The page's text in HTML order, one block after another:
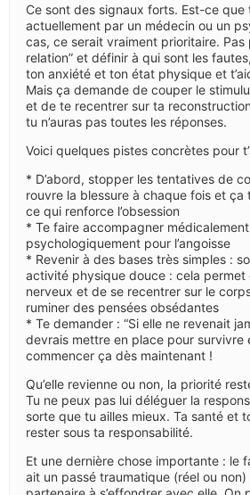
Ce sont des signaux forts. Est-ce
actuellement par un médecin ou un
cas, ce serait vraiment prioritaire. Pas
relation” et définir à qui sont les
ton anxiété et ton état physique et
Mais ça demande de couper le
et de te recentrer sur ta
tu n’auras pas toutes les réponses.
Voici quelques pistes concrètes pour
* D’abord, stopper les tentatives de
rouvre la blessure à chaque fois et ça
ce qui renforce l’obsession
* Te faire accompagner
psychologiquement pour l’angoisse
* Revenir à des bases très simples :
activité physique douce : cela permet
nerveux et de se recentrer sur le
ruminer des pensées obsédantes
* Te demander : “Si elle ne revenait
devrais mettre en place pour survivre
commencer ça dès maintenant !
Qu’elle revienne ou non, la priorité
Tu ne peux pas lui déléguer la
sorte que tu ailles mieux. Ta santé et
rester sous ta responsabilité.
Et une dernière chose importante : le
ait un passé traumatique (réel ou non)